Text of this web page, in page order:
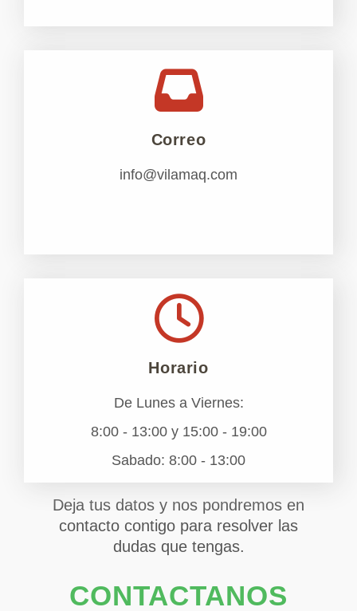
Correo
info@vilamaq.com
Horario
De Lunes a Viernes:
8:00 - 13:00 y 15:00 - 19:00
Sabado: 8:00 - 13:00
Deja tus datos y nos pondremos en
contacto contigo para resolver las
dudas que tengas.
CONTACTANOS